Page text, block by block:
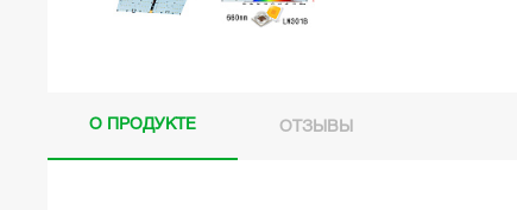
О ПРОДУКТЕ ОТЗЫВЫ